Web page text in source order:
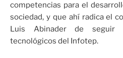
competencias para el
sociedad, y que ahí radica el
Luis Abinader de seguir
tecnológicos del Infotep.